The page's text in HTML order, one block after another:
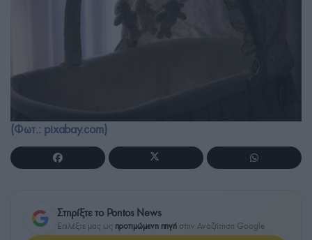
(Φωτ.: pixabay.com)
Στηρίξτε το Pontos News
Επιλέξτε μας ως προτιμώμενη πηγή στην Αναζήτηση Google